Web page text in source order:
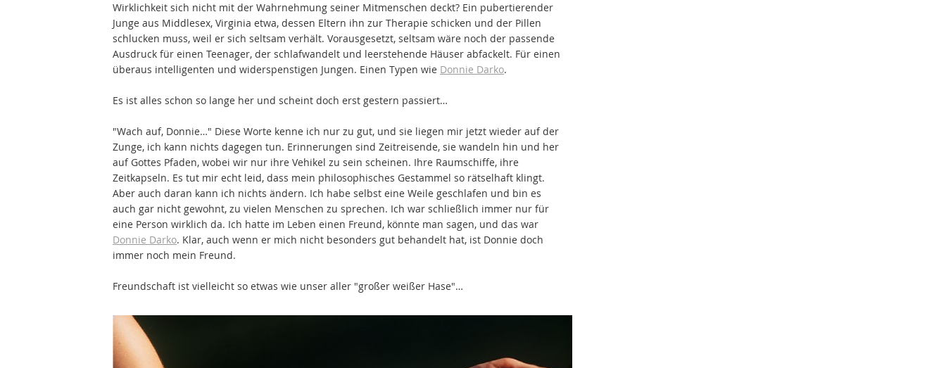
Wirklichkeit sich nicht mit der Wahrnehmung seiner Mitmenschen deckt? Ein pubertierender
Junge aus Middlesex, Virginia etwa, dessen Eltern ihn zur Therapie schicken und der Pillen
schlucken muss, weil er sich seltsam verhält. Vorausgesetzt, seltsam wäre noch der passende
Ausdruck für einen Teenager, der schlafwandelt und leerstehende Häuser abfackelt. Für einen
überaus intelligenten und widerspenstigen Jungen. Einen Typen wie Donnie Darko.
Es ist alles schon so lange her und scheint doch erst gestern passiert…
"Wach auf, Donnie…" Diese Worte kenne ich nur zu gut, und sie liegen mir jetzt wieder auf der
Zunge, ich kann nichts dagegen tun. Erinnerungen sind Zeitreisende, sie wandeln hin und her
auf Gottes Pfaden, wobei wir nur ihre Vehikel zu sein scheinen. Ihre Raumschiffe, ihre
Zeitkapseln. Es tut mir echt leid, dass mein philosophisches Gestammel so rätselhaft klingt.
Aber auch daran kann ich nichts ändern. Ich habe selbst eine Weile geschlafen und bin es
auch gar nicht gewohnt, zu vielen Menschen zu sprechen. Ich war schließlich immer nur für
eine Person wirklich da. Ich hatte im Leben einen Freund, könnte man sagen, und das war
Donnie Darko. Klar, auch wenn er mich nicht besonders gut behandelt hat, ist Donnie doch
immer noch mein Freund.
Freundschaft ist vielleicht so etwas wie unser aller "großer weißer Hase"…